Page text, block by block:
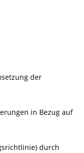
der
in Bezug auf
durch